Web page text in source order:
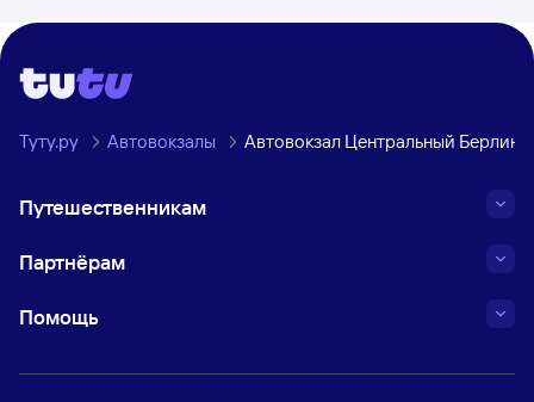
Туту.ру Автовокзалы Автовокзал Центральный Берлин
Путешественникам
Партнёрам
Помощь